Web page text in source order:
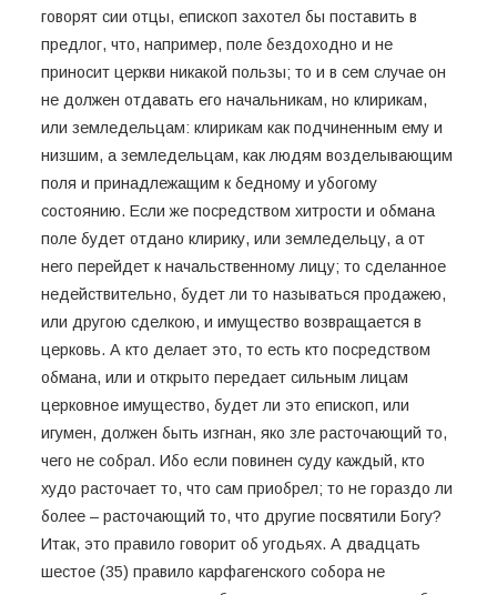
говорят сии отцы, епископ захотел бы поставить в
предлог, что, например, поле бездоходно и не
приносит церкви никакой пользы; то и в сем случае он
не должен отдавать его начальникам, но клирикам,
или земледельцам: клирикам как подчиненным ему и
низшим, а земледельцам, как людям возделывающим
поля и принадлежащим к бедному и убогому
состоянию. Если же посредством хитрости и обмана
поле будет отдано клирику, или земледельцу, а от
него перейдет к начальственному лицу; то сделанное
недействительно, будет ли то называться продажею,
или другою сделкою, и имущество возвращается в
церковь. А кто делает это, то есть кто посредством
обмана, или и открыто передает сильным лицам
церковное имущество, будет ли это епископ, или
игумен, должен быть изгнан, яко зле расточающий то,
чего не собрал. Ибо если повинен суду каждый, кто
худо расточает то, что сам приобрел; то не гораздо ли
более – расточающий то, что другие посвятили Богу?
Итак, это правило говорит об угодьях. А двадцать
шестое (35) правило карфагенского собора не